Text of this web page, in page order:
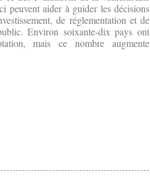
peuvent aider à guider les décisions
de réglementation et de
Environ soixante-dix pays ont
mais ce nombre augmente